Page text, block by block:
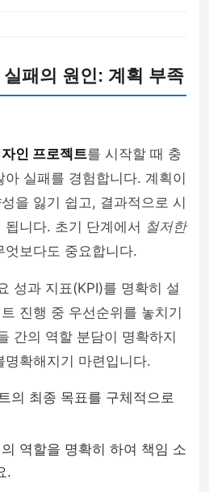
패의 원인: 계획 부족
인 프로젝트를 시작할 때 충
실패를 경험합니다. 계획이
을 잃기 쉽고, 결과적으로 시
니다. 초기 단계에서 철저한
엇보다도 중요합니다.
성과 지표(KPI)를 명확히 설
진행 중 우선순위를 놓치기
간의 역할 분담이 명확하지
확해지기 마련입니다.
의 최종 목표를 구체적으로
역할을 명확히 하여 책임 소
.